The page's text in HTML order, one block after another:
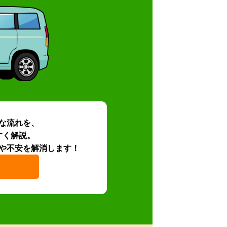
流れを、
解説。
不安を解消します！